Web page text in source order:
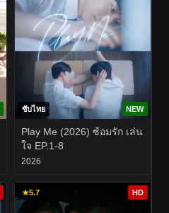
ซับไทย NEW
Play Me (2026) ซ้อมรัก เล่น
ใจ EP.1-8
2026
★5.7 HD